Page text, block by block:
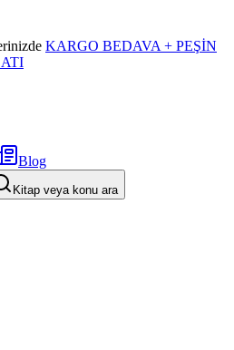
KARGO BEDAVA + PEŞİN
Blog
Kitap veya konu ara